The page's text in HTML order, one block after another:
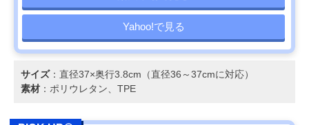
Yahoo!で見る
サイズ：直径37×奥行3.8cm（直径36～37cmに対応）
素材 ：ポリウレタン、TPE